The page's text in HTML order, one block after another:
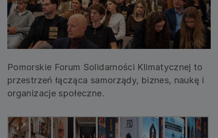
Pomorskie Forum Solidarności Klimatycznej to
przestrzeń łącząca samorządy, biznes, naukę i
organizacje społeczne.